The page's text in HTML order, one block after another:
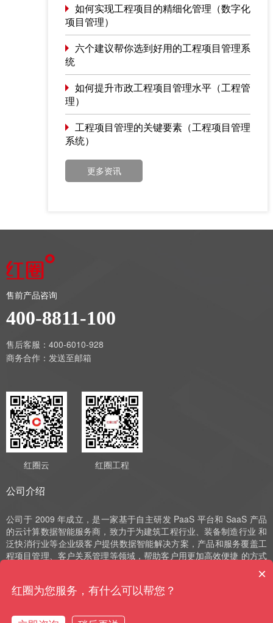
如何实现工程项目的精细化管理（数字化
项目管理）
六个建议帮你选到好用的工程项目管理系
统
如何提升市政工程项目管理水平（工程管
理）
工程项目管理的关键要素（工程项目管理
系统）
更多资讯
售前产品咨询
400-8811-100
售后客服：400-6010-928
商务合作： 发送至邮箱
红圈云 红圈工程
公司介绍
公司于 2009 年成立，是一家基于自主研发 PaaS 平台和 SaaS 产品
的云计算数据智能服务商，致力于为建筑工程行业、装备制造行业 和
泛快消行业等企业级客户提供数据智能解决方案，产品和服务覆盖工
程项目管理、客户关系管理等领域，帮助客户用更加高效便捷 的方式
实现数字化运营、管理和决策。公司深耕 SaaS 领域十余年，始终以
自主研发作为发展的驱动力，并获评国家高新技术企业、中 关村高新
技术企业、北京市“专精特新”小巨人和北京市“专精特新”中小企业等荣
×
红圈为您服务，有什么可以帮您？